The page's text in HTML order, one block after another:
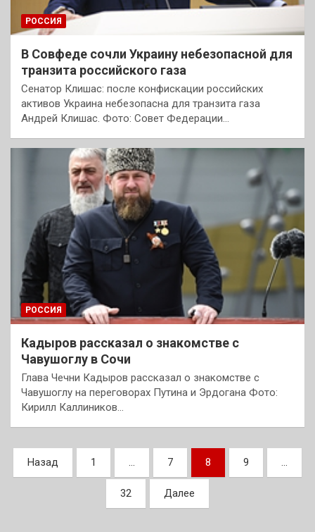
РОССИЯ
В Совфеде сочли Украину небезопасной для
транзита российского газа
Сенатор Клишас: после конфискации российских
активов Украина небезопасна для транзита газа
Андрей Клишас. Фото: Совет Федерации…
РОССИЯ
Кадыров рассказал о знакомстве с
Чавушоглу в Сочи
Глава Чечни Кадыров рассказал о знакомстве с
Чавушоглу на переговорах Путина и Эрдогана Фото:
Кирилл Каллиников…
Пагинация
записей
Назад 1 … 7 8 9 …
32 Далее